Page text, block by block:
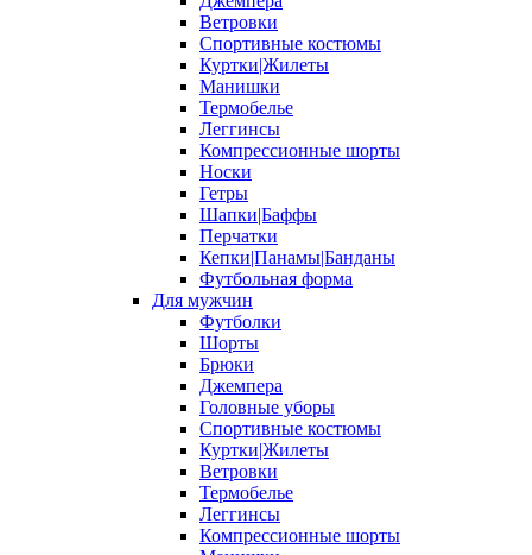
Ветровки
Спортивные костюмы
Куртки|Жилеты
Манишки
Термобелье
Леггинсы
Компрессионные шорты
Носки
Гетры
Шапки|Баффы
Перчатки
Кепки|Панамы|Банданы
Футбольная форма
Для мужчин
Футболки
Шорты
Брюки
Джемпера
Головные уборы
Спортивные костюмы
Куртки|Жилеты
Ветровки
Термобелье
Леггинсы
Компрессионные шорты